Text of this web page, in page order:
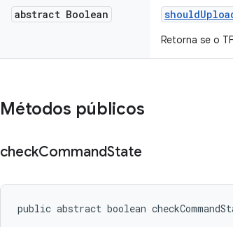
abstract Boolean should
Retorna se o
Métodos públicos
checkCommandState
public abstract boolean